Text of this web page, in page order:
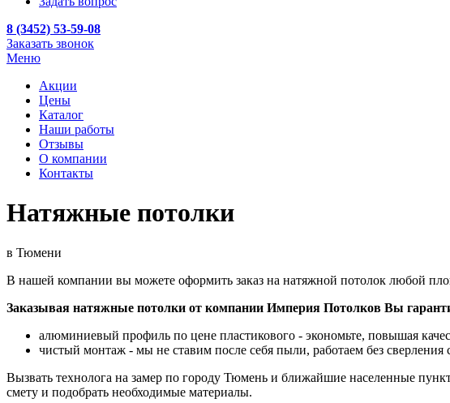
8 (3452) 53-59-08
Заказать звонок
Меню
Акции
Цены
Каталог
Наши работы
Отзывы
О компании
Контакты
Натяжные потолки
в Тюмени
В нашей компании вы можете оформить заказ на натяжной потолок любой
Заказывая натяжные потолки от компании Империя Потолков Вы
алюминиевый профиль по цене пластикового - экономьте, повышая
чистый монтаж - мы не ставим после себя пыли, работаем без сверления
Вызвать технолога на замер по городу Тюмень и ближайшие населенные
смету и подобрать необходимые материалы.